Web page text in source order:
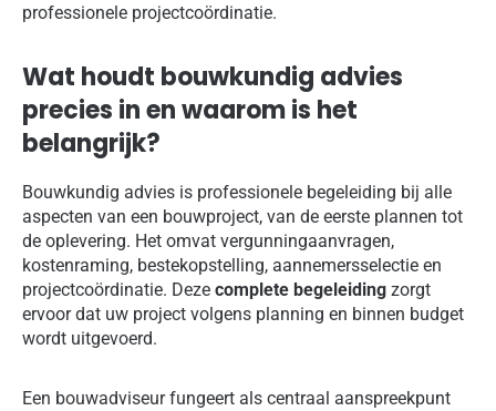
professionele projectcoördinatie.
Wat houdt bouwkundig advies
precies in en waarom is het
belangrijk?
Bouwkundig advies is professionele begeleiding bij alle
aspecten van een bouwproject, van de eerste plannen tot
de oplevering. Het omvat vergunningaanvragen,
kostenraming, bestekopstelling, aannemersselectie en
projectcoördinatie. Deze complete begeleiding zorgt
ervoor dat uw project volgens planning en binnen budget
wordt uitgevoerd.
Een bouwadviseur fungeert als centraal aanspreekpunt